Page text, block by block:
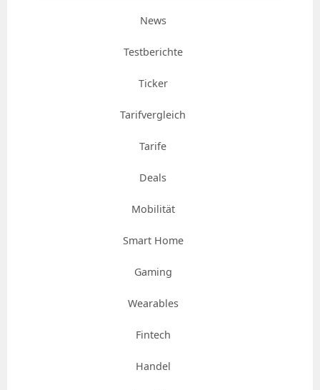
News
Testberichte
Ticker
Tarifvergleich
Tarife
Deals
Mobilität
Smart Home
Gaming
Wearables
Fintech
Handel